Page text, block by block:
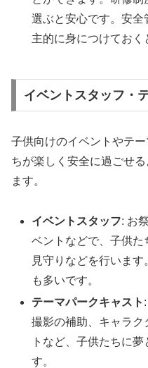
選ぶと安心です。安全
主的に身につけておく
イベントスタッフ・
子供向けのイベントやテ
ちが楽しく安全に過ごせ
ます。
イベントスタッフ: お
ベントなどで、子供
見守りなどを行いま
も多いです。
テーマパークキャスト
撮影の補助、キャラ
トなど、子供たちに
す。